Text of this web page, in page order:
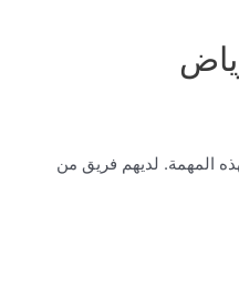
المهمة. لديهم فريق من